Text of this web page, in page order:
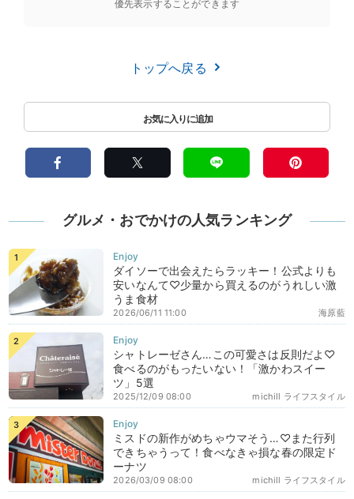
優先表示することができます
トップへ戻る
グルメ・おでかけの人気ランキング
ダイソーで出会えたらラッキー！公式よりも
安いなんて♡少量から買えるのがうれしい激
うま食材
海原藍
2026/06/11 11:00
シャトレーゼさん…この可愛さは反則だよ♡
食べるのがもったいない！「激かわスイー
ツ」5選
michill ライフスタイル
2025/12/09 08:00
ミスドの新作がめちゃウマそう…♡また行列
できちゃうって！食べなきゃ損な春の限定ド
ーナツ
michill ライフスタイル
2026/03/09 08:00